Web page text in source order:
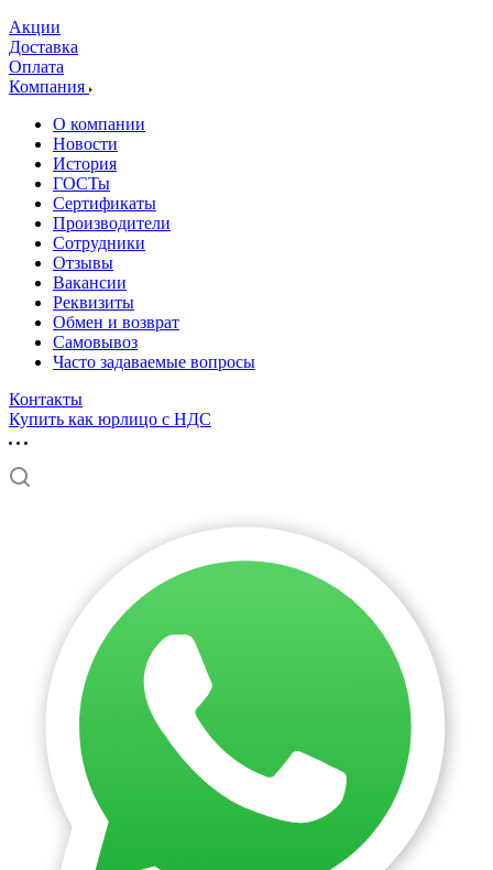
Акции
Доставка
Оплата
Компания
О компании
Новости
История
ГОСТы
Сертификаты
Производители
Сотрудники
Отзывы
Вакансии
Реквизиты
Обмен и возврат
Самовывоз
Часто задаваемые вопросы
Контакты
Купить как юрлицо с НДС